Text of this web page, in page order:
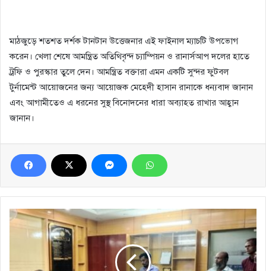
মাঠজুড়ে শতশত দর্শক টানটান উত্তেজনার এই ফাইনাল ম্যাচটি উপভোগ
করেন। খেলা শেষে আমন্ত্রিত অতিথিবৃন্দ চ্যাম্পিয়ন ও রানার্সআপ দলের হাতে
ট্রফি ও পুরস্কার তুলে দেন। আমন্ত্রিত বক্তারা এমন একটি সুন্দর ফুটবল
টুর্নামেন্ট আয়োজনের জন্য আয়োজক মেহেদী হাসান রানাকে ধন্যবাদ জানান
এবং আগামীতেও এ ধরনের সুস্থ বিনোদনের ধারা অব্যাহত রাখার আহ্বান
জানান।
থানায়